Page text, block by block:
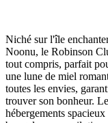
Niché sur l'île
Noonu, le Robinson
tout compris, parfait
une lune de miel
toutes les envies,
trouver son bonheur.
hébergements